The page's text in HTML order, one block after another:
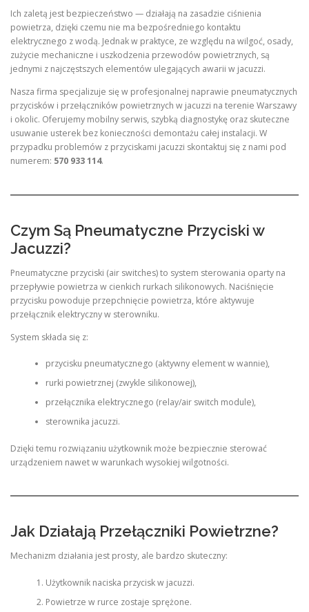
Ich zaletą jest bezpieczeństwo — działają na zasadzie ciśnienia
powietrza, dzięki czemu nie ma bezpośredniego kontaktu
elektrycznego z wodą. Jednak w praktyce, ze względu na wilgoć, osady,
zużycie mechaniczne i uszkodzenia przewodów powietrznych, są
jednymi z najczęstszych elementów ulegających awarii w jacuzzi.
Nasza firma specjalizuje się w profesjonalnej naprawie pneumatycznych
przycisków i przełączników powietrznych w jacuzzi na terenie Warszawy
i okolic. Oferujemy mobilny serwis, szybką diagnostykę oraz skuteczne
usuwanie usterek bez konieczności demontażu całej instalacji. W
przypadku problemów z przyciskami jacuzzi skontaktuj się z nami pod
numerem: 570 933 114.
Czym Są Pneumatyczne Przyciski w
Jacuzzi?
Pneumatyczne przyciski (air switches) to system sterowania oparty na
przepływie powietrza w cienkich rurkach silikonowych. Naciśnięcie
przycisku powoduje przepchnięcie powietrza, które aktywuje
przełącznik elektryczny w sterowniku.
System składa się z:
przycisku pneumatycznego (aktywny element w wannie),
rurki powietrznej (zwykle silikonowej),
przełącznika elektrycznego (relay/air switch module),
sterownika jacuzzi.
Dzięki temu rozwiązaniu użytkownik może bezpiecznie sterować
urządzeniem nawet w warunkach wysokiej wilgotności.
Jak Działają Przełączniki Powietrzne?
Mechanizm działania jest prosty, ale bardzo skuteczny:
Użytkownik naciska przycisk w jacuzzi.
Powietrze w rurce zostaje sprężone.